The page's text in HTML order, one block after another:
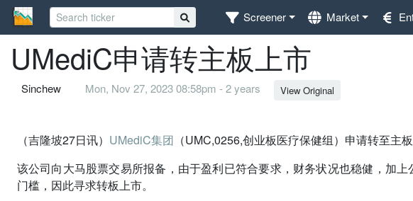
Screener Market
UMediC申请转主板上市
Sinchew Mon, Nov 27, 2023 08:58pm - 2 years View Original
（吉隆坡27日讯） UMediC集团 （UMC,0256,创业板医疗保健组）申请转至主板
该公司向大马股票交易所报备，由于盈利已符合要求，财务状况也稳健，加
门槛，因此寻求转板上市。